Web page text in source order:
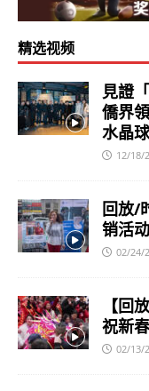
精选视频
見證
僑界
水晶球
12/18/
回放/
销活动
02/24/
【回
祝新春
02/13/